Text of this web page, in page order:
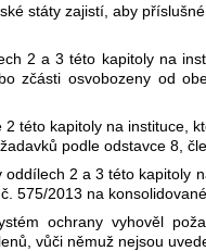
státy zajistí, aby
2 a 3 této kapitoly na
zčásti osvobozeny od
této kapitoly na instituce,
podle odstavce 8,
2 a 3 této kapitoly
575/2013 na
ochrany vyhověl
vůči němuž nejsou